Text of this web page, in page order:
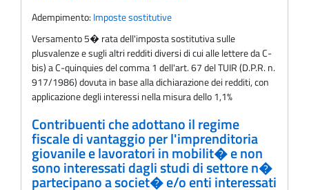
Adempimento: Imposte sostitutive
Versamento 5� rata dell'imposta sostitutiva sulle
plusvalenze e sugli altri redditi diversi di cui alle lettere da C-
bis) a C-quinquies del comma 1 dell'art. 67 del TUIR (D.P.R. n.
917/1986) dovuta in base alla dichiarazione dei redditi, con
applicazione degli interessi nella misura dello 1,1%
Contribuenti che adottano il regime
fiscale di vantaggio per l'imprenditoria
giovanile e lavoratori in mobilit� e non
sono interessati dagli studi di settore n�
partecipano a societ� e/o enti interessati